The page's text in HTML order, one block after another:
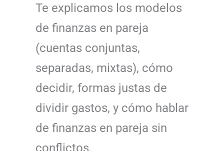
Te explicamos los modelos
de finanzas en pareja
(cuentas conjuntas,
separadas, mixtas), cómo
decidir, formas justas de
dividir gastos, y cómo hablar
de finanzas en pareja sin
conflictos.